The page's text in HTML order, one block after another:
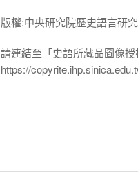
版權:中央研究院歷史語言研
請連結至「史語所藏品圖像
https://